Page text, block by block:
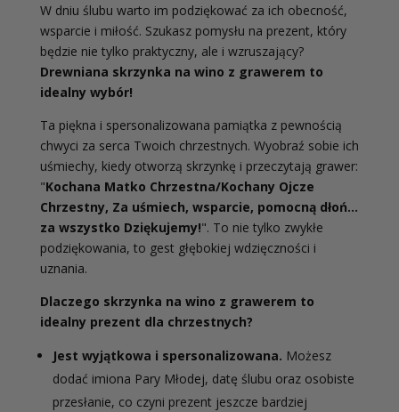
W dniu ślubu warto im podziękować za ich obecność,
wsparcie i miłość. Szukasz pomysłu na prezent, który
będzie nie tylko praktyczny, ale i wzruszający?
Drewniana skrzynka na wino z grawerem to
idealny wybór!
Ta piękna i spersonalizowana pamiątka z pewnością
chwyci za serca Twoich chrzestnych. Wyobraź sobie ich
uśmiechy, kiedy otworzą skrzynkę i przeczytają grawer:
"Kochana Matko Chrzestna/Kochany Ojcze
Chrzestny, Za uśmiech, wsparcie, pomocną dłoń...
za wszystko Dziękujemy!". To nie tylko zwykłe
podziękowania, to gest głębokiej wdzięczności i
uznania.
Dlaczego skrzynka na wino z grawerem to
idealny prezent dla chrzestnych?
Jest wyjątkowa i spersonalizowana. Możesz
dodać imiona Pary Młodej, datę ślubu oraz osobiste
przesłanie, co czyni prezent jeszcze bardziej